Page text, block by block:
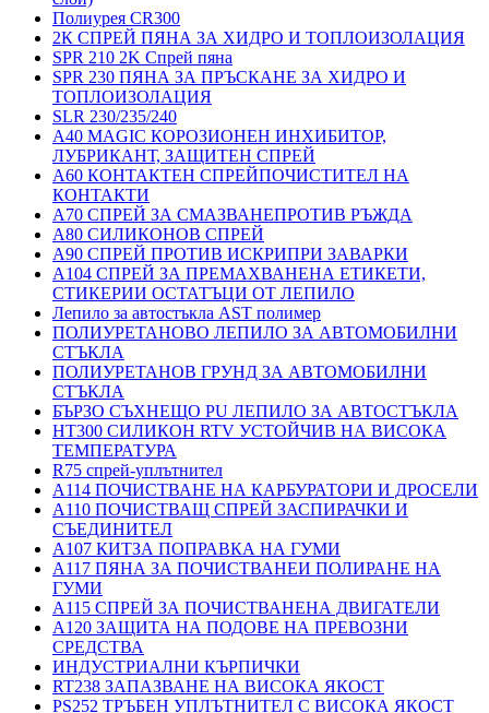
Полиурея CR300
2К СПРЕЙ ПЯНА ЗА ХИДРО И ТОПЛОИЗОЛАЦИЯ
SPR 210 2K Спрей пяна
SPR 230 ПЯНА ЗА ПРЪСКАНЕ ЗА ХИДРО И
ТОПЛОИЗОЛАЦИЯ
SLR 230/235/240
A40 MAGIC КОРОЗИОНЕН ИНХИБИТОР,
ЛУБРИКАНТ, ЗАЩИТЕН СПРЕЙ
A60 КОНТАКТЕН СПРЕЙПОЧИСТИТЕЛ НА
КОНТАКТИ
A70 СПРЕЙ ЗА СМАЗВАНЕПРОТИВ РЪЖДА
A80 СИЛИКОНОВ СПРЕЙ
A90 СПРЕЙ ПРОТИВ ИСКРИПРИ ЗАВАРКИ
A104 СПРЕЙ ЗА ПРЕМАХВАНЕНА ЕТИКЕТИ,
СТИКЕРИИ ОСТАТЪЦИ ОТ ЛЕПИЛО
Лепило за автостъкла AST полимер
ПОЛИУРЕТАНОВО ЛЕПИЛО ЗА АВТОМОБИЛНИ
СТЪКЛА
ПОЛИУРЕТАНОВ ГРУНД ЗА АВТОМОБИЛНИ
СТЪКЛА
БЪРЗО СЪХНЕЩО PU ЛЕПИЛО ЗА АВТОСТЪКЛА
HT300 СИЛИКОН RTV УСТОЙЧИВ НА ВИСОКА
ТЕМПЕРАТУРА
R75 спрей-уплътнител
A114 ПОЧИСТВАНЕ НА КАРБУРАТОРИ И ДРОСЕЛИ
A110 ПОЧИСТВАЩ СПРЕЙ ЗАСПИРАЧКИ И
СЪЕДИНИТЕЛ
A107 КИТЗА ПОПРАВКА НА ГУМИ
A117 ПЯНА ЗА ПОЧИСТВАНЕИ ПОЛИРАНЕ НА
ГУМИ
A115 СПРЕЙ ЗА ПОЧИСТВАНЕНА ДВИГАТЕЛИ
A120 ЗАЩИТА НА ПОДОВЕ НА ПРЕВОЗНИ
СРЕДСТВА
ИНДУСТРИАЛНИ КЪРПИЧКИ
RT238 ЗАПАЗВАНЕ НА ВИСОКА ЯКОСТ
PS252 ТРЪБЕН УПЛЪТНИТЕЛ С ВИСОКА ЯКОСТ